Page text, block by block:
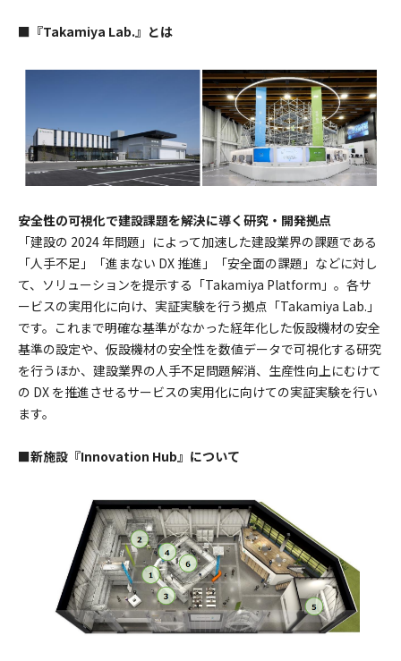
■『Takamiya Lab.』とは
安全性の可視化で建設課題を解決に導く研究・開発拠点
「建設の 2024 年問題」によって加速した建設業界の課題である
「人手不足」「進まない DX 推進」「安全面の課題」などに対し
て、ソリューションを提示する「Takamiya Platform」。各サ
ービスの実用化に向け、実証実験を行う拠点「Takamiya Lab.」
です。これまで明確な基準がなかった経年化した仮設機材の安全
基準の設定や、仮設機材の安全性を数値データで可視化する研究
を行うほか、建設業界の人手不足問題解消、生産性向上にむけて
の DX を推進させるサービスの実用化に向けての実証実験を行い
ます。
■新施設『Innovation Hub』について